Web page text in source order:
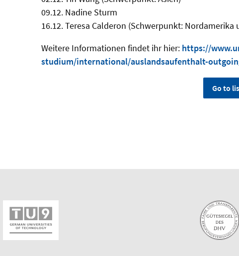
09.12. Nadine Sturm
16.12. Teresa Calderon (Schwerpunkt: Nordamerika
Weitere Informationen findet ihr hier: https://
studium/international/auslandsaufenthalt-
Go to